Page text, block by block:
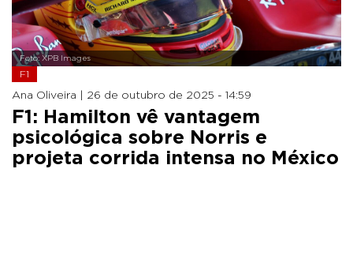
Foto: XPB Images
F1
Ana Oliveira | 26 de outubro de 2025 - 14:59
F1: Hamilton vê vantagem
psicológica sobre Norris e
projeta corrida intensa no México